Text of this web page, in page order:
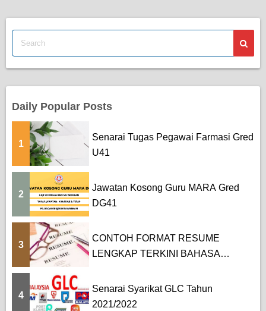
Daily Popular Posts
1
Senarai Tugas Pegawai Farmasi Gred
U41
2
Jawatan Kosong Guru MARA Gred
DG41
3
CONTOH FORMAT RESUME
LENGKAP TERKINI BAHASA
4
Senarai Syarikat GLC Tahun
2021/2022